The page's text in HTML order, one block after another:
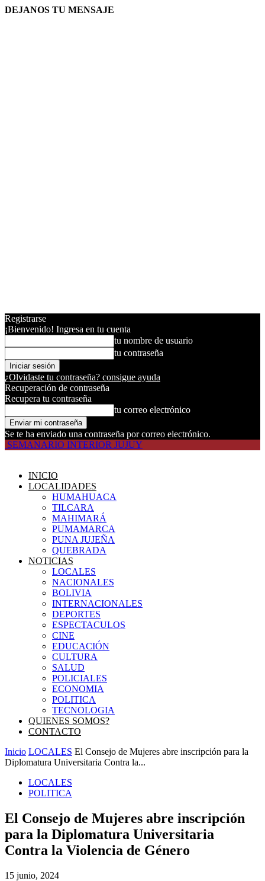
DEJANOS TU MENSAJE
Registrarse
¡Bienvenido! Ingresa en tu cuenta
tu nombre de usuario
tu contraseña
¿Olvidaste tu contraseña? consigue ayuda
Recuperación de contraseña
Recupera tu contraseña
tu correo electrónico
Se te ha enviado una contraseña por correo electrónico.
SEMANARIO INTERIOR JUJUY
INICIO
LOCALIDADES
HUMAHUACA
TILCARA
MAHIMARÁ
PUMAMARCA
PUNA JUJEÑA
QUEBRADA
NOTICIAS
LOCALES
NACIONALES
BOLIVIA
INTERNACIONALES
DEPORTES
ESPECTACULOS
CINE
EDUCACIÓN
CULTURA
SALUD
POLICIALES
ECONOMIA
POLITICA
TECNOLOGIA
QUIENES SOMOS?
CONTACTO
Inicio LOCALES El Consejo de Mujeres abre inscripción para la
Diplomatura Universitaria Contra la...
LOCALES
POLITICA
El Consejo de Mujeres abre inscripción
para la Diplomatura Universitaria
Contra la Violencia de Género
15 junio, 2024